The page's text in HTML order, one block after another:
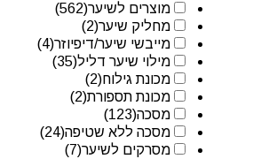
מוצרים לשיער(562)
מחליק שיער(2)
מייבשי שיער/דיפיוזר(4)
מילוי שיער דליל(35)
מכונת גילוח(2)
מכונת תספורת(2)
מסכה(123)
מסכה ללא שטיפה(24)
מסרקים לשיער(7)